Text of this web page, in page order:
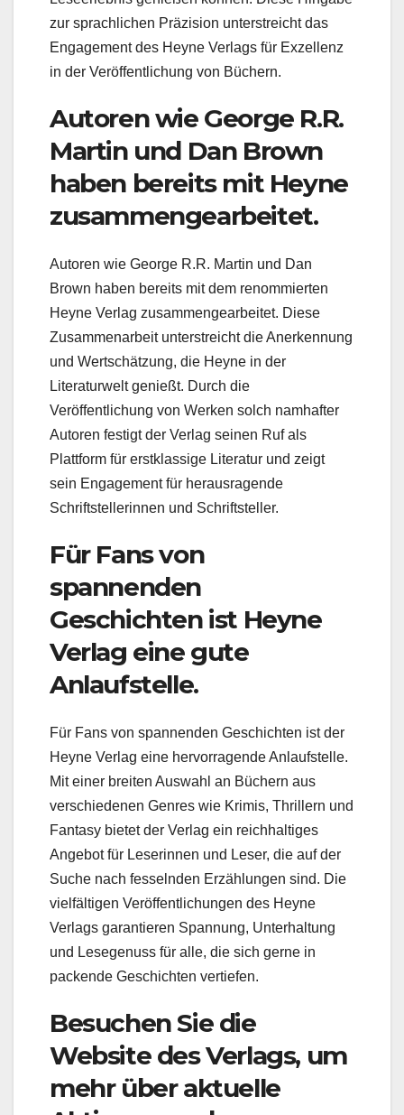
zur sprachlichen Präzision unterstreicht das
Engagement des Heyne Verlags für Exzellenz
in der Veröffentlichung von Büchern.
Autoren wie George R.R.
Martin und Dan Brown
haben bereits mit Heyne
zusammengearbeitet.
Autoren wie George R.R. Martin und Dan
Brown haben bereits mit dem renommierten
Heyne Verlag zusammengearbeitet. Diese
Zusammenarbeit unterstreicht die Anerkennung
und Wertschätzung, die Heyne in der
Literaturwelt genießt. Durch die
Veröffentlichung von Werken solch namhafter
Autoren festigt der Verlag seinen Ruf als
Plattform für erstklassige Literatur und zeigt
sein Engagement für herausragende
Schriftstellerinnen und Schriftsteller.
Für Fans von
spannenden
Geschichten ist Heyne
Verlag eine gute
Anlaufstelle.
Für Fans von spannenden Geschichten ist der
Heyne Verlag eine hervorragende Anlaufstelle.
Mit einer breiten Auswahl an Büchern aus
verschiedenen Genres wie Krimis, Thrillern und
Fantasy bietet der Verlag ein reichhaltiges
Angebot für Leserinnen und Leser, die auf der
Suche nach fesselnden Erzählungen sind. Die
vielfältigen Veröffentlichungen des Heyne
Verlags garantieren Spannung, Unterhaltung
und Lesegenuss für alle, die sich gerne in
packende Geschichten vertiefen.
Besuchen Sie die
Website des Verlags, um
mehr über aktuelle